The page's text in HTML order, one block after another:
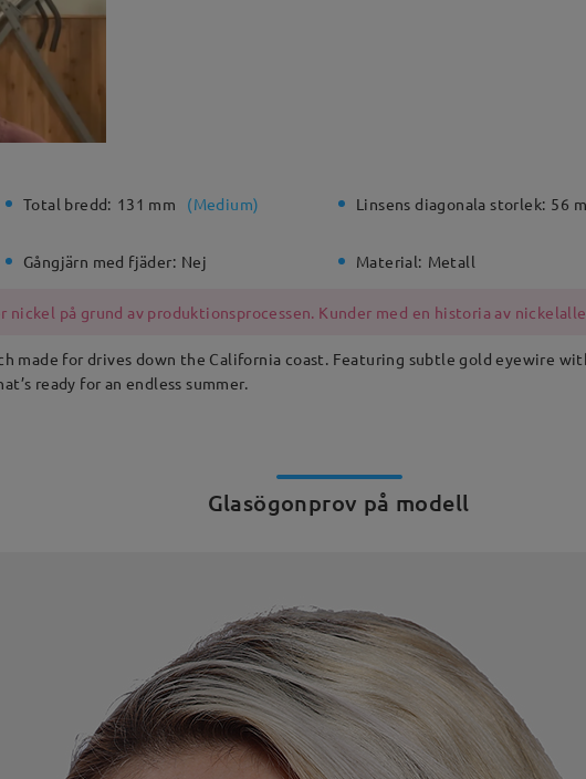
Total bredd: 131 mm (Medium) Linsens diagonala storlek: 56
Gångjärn med fjäder: Nej Material: Metall
nickel på grund av produktionsprocessen. Kunder med en historia av
made for drives down the California coast. Featuring subtle gold eyewire
ready for an endless summer.
Glasögonprov på modell